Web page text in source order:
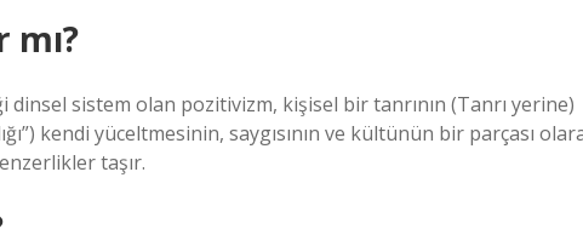
dinsel sistem olan pozitivizm, kişisel bir tanrının (Tanrı yerine)
kendi yüceltmesinin, saygısının ve kültünün bir parçası
taşır.